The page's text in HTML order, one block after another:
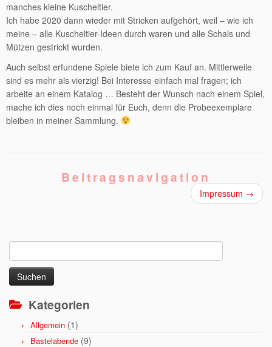
manches kleine Kuscheltier.
Ich habe 2020 dann wieder mit Stricken aufgehört, weil – wie ich
meine – alle Kuscheltier-Ideen durch waren und alle Schals und
Mützen gestrickt wurden.
Auch selbst erfundene Spiele biete ich zum Kauf an. Mittlerweile
sind es mehr als vierzig! Bei Interesse einfach mal fragen; ich
arbeite an einem Katalog … Besteht der Wunsch nach einem Spiel,
mache ich dies noch einmal für Euch, denn die Probeexemplare
bleiben in meiner Sammlung.
Beitragsnavigation
Impressum →
nach:
Kategorien
Allgemein (1)
Bastelabende (9)